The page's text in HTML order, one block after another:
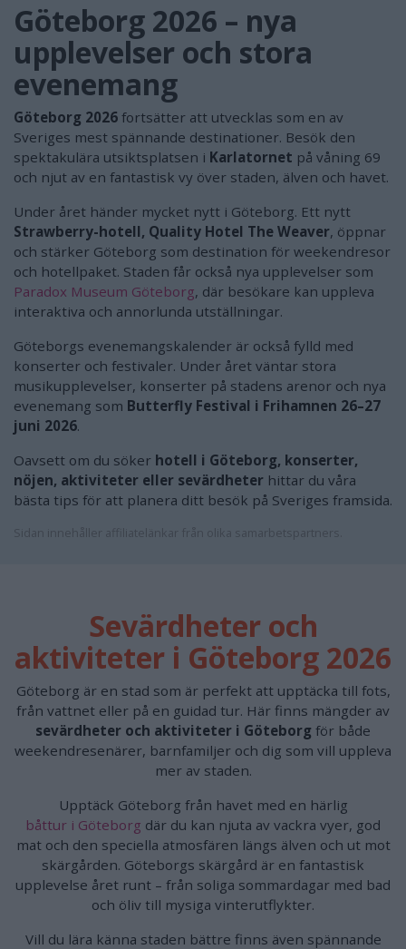
Göteborg 2026 – nya
upplevelser och stora
evenemang
Göteborg 2026 fortsätter att utvecklas som en av
Sveriges mest spännande destinationer. Besök den
spektakulära utsiktsplatsen i Karlatornet på våning 69
och njut av en fantastisk vy över staden, älven och havet.
Under året händer mycket nytt i Göteborg. Ett nytt
Strawberry-hotell, Quality Hotel The Weaver, öppnar
och stärker Göteborg som destination för weekendresor
och hotellpaket. Staden får också nya upplevelser som
Paradox Museum Göteborg, där besökare kan uppleva
interaktiva och annorlunda utställningar.
Göteborgs evenemangskalender är också fylld med
konserter och festivaler. Under året väntar stora
musikupplevelser, konserter på stadens arenor och nya
evenemang som Butterfly Festival i Frihamnen 26–27
juni 2026.
Oavsett om du söker hotell i Göteborg, konserter,
nöjen, aktiviteter eller sevärdheter hittar du våra
bästa tips för att planera ditt besök på Sveriges framsida.
Sidan innehåller affiliatelänkar från olika samarbetspartners.
Sevärdheter och
aktiviteter i Göteborg 2026
Göteborg är en stad som är perfekt att upptäcka till fots,
från vattnet eller på en guidad tur. Här finns mängder av
sevärdheter och aktiviteter i Göteborg för både
weekendresenärer, barnfamiljer och dig som vill uppleva
mer av staden.
Upptäck Göteborg från havet med en härlig
båttur i Göteborg där du kan njuta av vackra vyer, god
mat och den speciella atmosfären längs älven och ut mot
skärgården. Göteborgs skärgård är en fantastisk
upplevelse året runt – från soliga sommardagar med bad
och öliv till mysiga vinterutflykter.
Vill du lära känna staden bättre finns även spännande